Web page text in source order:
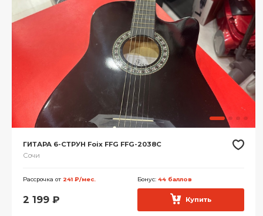
ГИТАРА 6-СТРУН Foix FFG FFG-2038C
Сочи
Рассрочка от 241 ₽/мес. Бонус: 44 баллов
2 199 ₽ Купить